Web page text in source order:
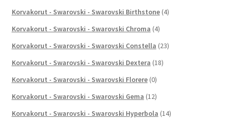
Korvakorut - Swarovski - Swarovski Birthstone (4)
Korvakorut - Swarovski - Swarovski Chroma (4)
Korvakorut - Swarovski - Swarovski Constella (23)
Korvakorut - Swarovski - Swarovski Dextera (18)
Korvakorut - Swarovski - Swarovski Florere (0)
Korvakorut - Swarovski - Swarovski Gema (12)
Korvakorut - Swarovski - Swarovski Hyperbola (14)